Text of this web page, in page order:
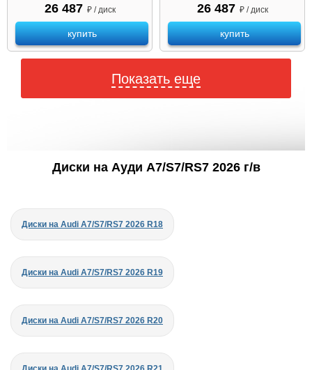
26 487 ₽ / диск
купить
26 487 ₽ / диск
купить
Показать еще
Диски на Ауди A7/S7/RS7 2026 г/в
Диски на Audi A7/S7/RS7 2026 R18
Диски на Audi A7/S7/RS7 2026 R19
Диски на Audi A7/S7/RS7 2026 R20